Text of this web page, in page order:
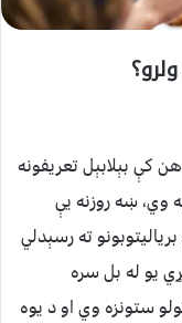
کې بېلابېل تعریفونه
وي، ښه روزنه یې
ته رسېدلي
یو له بل سره
ستونزه وي او د یوه